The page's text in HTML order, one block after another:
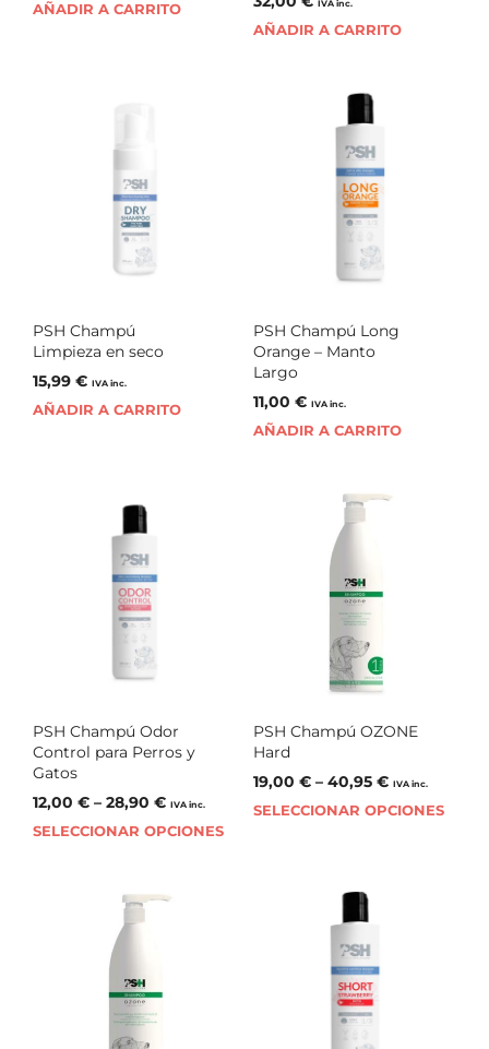
AÑADIR A CARRITO IVA inc.
AÑADIR A CARRITO
PSH Champú
Limpieza en seco
15,99 € IVA inc.
AÑADIR A CARRITO
PSH Champú Long
Orange – Manto
Largo
11,00 € IVA inc.
AÑADIR A CARRITO
PSH Champú Odor
Control para Perros y
Gatos
12,00 € – 28,90 € IVA inc.
SELECCIONAR OPCIONES
PSH Champú OZONE
Hard
19,00 €– 40,95 € IVA inc.
SELECCIONAR OPCIONES